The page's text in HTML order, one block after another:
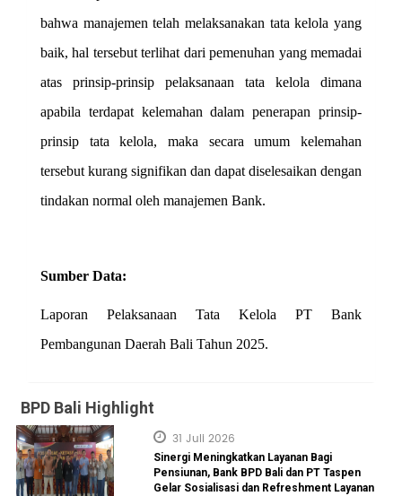
bahwa manajemen telah melaksanakan tata kelola yang
baik, hal tersebut terlihat dari pemenuhan yang memadai
atas prinsip-prinsip pelaksanaan tata kelola dimana
apabila terdapat kelemahan dalam penerapan prinsip-
prinsip tata kelola, maka secara umum kelemahan
tersebut kurang signifikan dan dapat diselesaikan dengan
tindakan normal oleh manajemen Bank.
Sumber Data:
Laporan Pelaksanaan Tata Kelola PT Bank
Pembangunan Daerah Bali Tahun 2025.
BPD Bali Highlight
31 Juli 2026
Sinergi Meningkatkan Layanan Bagi
Pensiunan, Bank BPD Bali dan PT Taspen
Gelar Sosialisasi dan Refreshment Layanan